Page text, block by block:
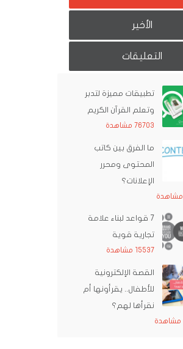
الأخير
التعليقات
تطبيقات مميزة لتدبر
وتعلم القرآن الكريم
76703 مشاهدة
ما الفرق بين كاتب
المحتوى ومحرر
الإعلانات؟
7 قواعد لبناء علامة
تجارية قوية
15537 مشاهدة
القصة الإلكترونية
للأطفال.. يقرأونها أم
نقرأها لهم؟